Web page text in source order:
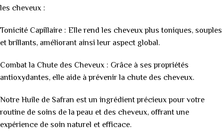
les cheveux :
Tonicité Capillaire : Elle rend les cheveux plus toniques, souples
et brillants, améliorant ainsi leur aspect global.
Combat la Chute des Cheveux : Grâce à ses propriétés
antioxydantes, elle aide à prévenir la chute des cheveux.
Notre Huile de Safran est un ingrédient précieux pour votre
routine de soins de la peau et des cheveux, offrant une
expérience de soin naturel et efficace.